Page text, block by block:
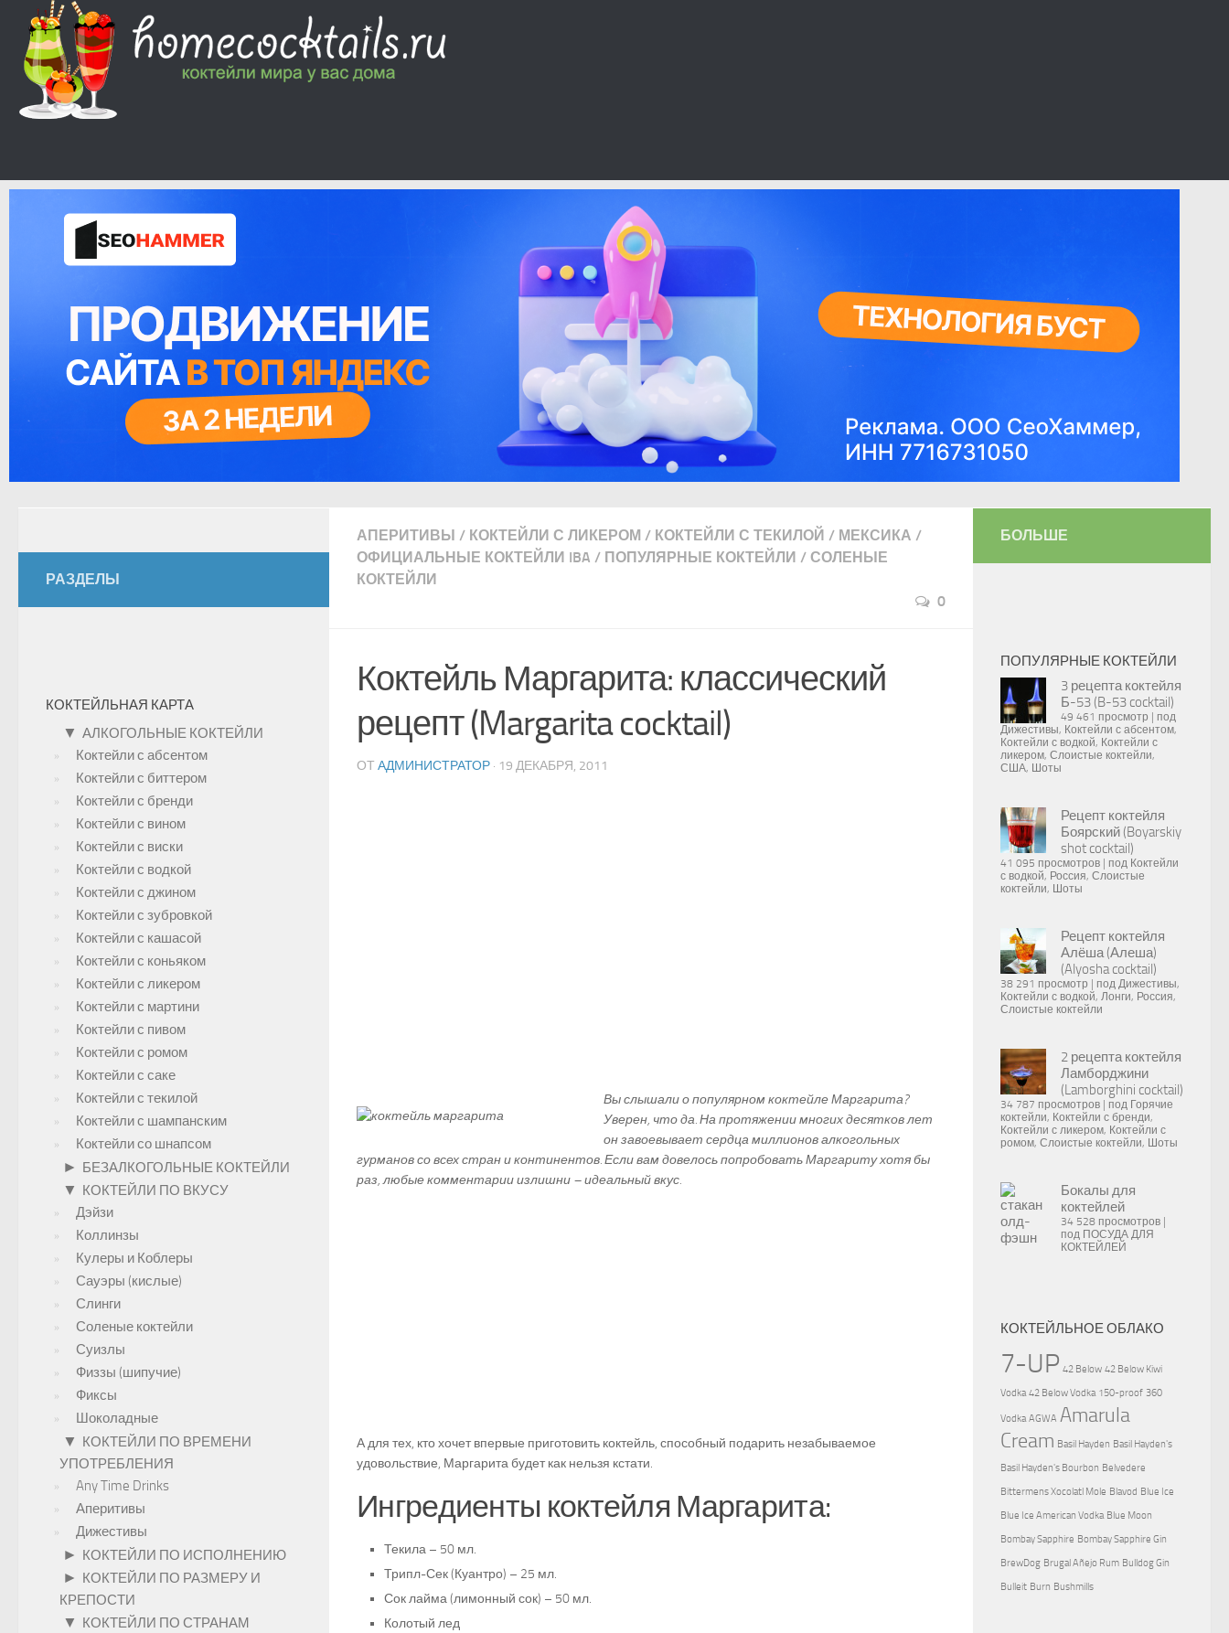
АПЕРИТИВЫ / КОКТЕЙЛИ С ЛИКЕРОМ / КОКТЕЙЛИ С ТЕКИЛОЙ / МЕКСИКА /
ОФИЦИАЛЬНЫЕ КОКТЕЙЛИ IBA / ПОПУЛЯРНЫЕ КОКТЕЙЛИ / СОЛЕНЫЕ
КОКТЕЙЛИ
0
Коктейль Маргарита: классический
рецепт (Margarita cocktail)
ОТ АДМИНИСТРАТОР · 19 ДЕКАБРЯ, 2011
Вы слышали о популярном коктейле Маргарита?
Уверен, что да. На протяжении многих десятков лет
он завоевывает сердца миллионов алкогольных
гурманов со всех стран и континентов. Если вам довелось попробовать Маргариту хотя бы
раз, любые комментарии излишни – идеальный вкус.
А для тех, кто хочет впервые приготовить коктейль, способный подарить незабываемое
удовольствие, Маргарита будет как нельзя кстати.
Ингредиенты коктейля Маргарита:
Текила – 50 мл.
Трипл-Сек (Куантро) – 25 мл.
Сок лайма (лимонный сок) – 50 мл.
Колотый лед
РАЗДЕЛЫ
КОКТЕЙЛЬНАЯ КАРТА
▼ АЛКОГОЛЬНЫЕ КОКТЕЙЛИ
Коктейли с абсентом
Коктейли с биттером
Коктейли с бренди
Коктейли с вином
Коктейли с виски
Коктейли с водкой
Коктейли с джином
Коктейли с зубровкой
Коктейли с кашасой
Коктейли с коньяком
Коктейли с ликером
Коктейли с мартини
Коктейли с пивом
Коктейли с ромом
Коктейли с саке
Коктейли с текилой
Коктейли с шампанским
Коктейли со шнапсом
► БЕЗАЛКОГОЛЬНЫЕ КОКТЕЙЛИ
▼ КОКТЕЙЛИ ПО ВКУСУ
Дэйзи
Коллинзы
Кулеры и Коблеры
Сауэры (кислые)
Слинги
Соленые коктейли
Суизлы
Физзы (шипучие)
Фиксы
Шоколадные
▼ КОКТЕЙЛИ ПО ВРЕМЕНИ
УПОТРЕБЛЕНИЯ
Any Time Drinks
Аперитивы
Дижестивы
► КОКТЕЙЛИ ПО ИСПОЛНЕНИЮ
► КОКТЕЙЛИ ПО РАЗМЕРУ И
КРЕПОСТИ
▼ КОКТЕЙЛИ ПО СТРАНАМ
БОЛЬШЕ
ПОПУЛЯРНЫЕ КОКТЕЙЛИ
3 рецепта коктейля
Б-53 (B-53 cocktail)
49 461 просмотр
под
Дижестивы, Коктейли с абсентом,
Коктейли с водкой, Коктейли с
ликером, Слоистые коктейли,
США, Шоты
Рецепт коктейля
Боярский (Boyarskiy
shot cocktail)
41 095 просмотров под Коктейли
с водкой, Россия, Слоистые
коктейли, Шоты
Рецепт коктейля
Алёша (Алеша)
(Alyosha cocktail)
38 291 просмотр под Дижестивы,
Коктейли с водкой, Лонги, Россия,
Слоистые коктейли
2 рецепта коктейля
Ламборджини
(Lamborghini cocktail)
34 787 просмотров под Горячие
коктейли, Коктейли с бренди,
Коктейли с ликером, Коктейли с
ромом, Слоистые коктейли, Шоты
Бокалы для
коктейлей
34 528 просмотров
под ПОСУДА ДЛЯ
КОКТЕЙЛЕЙ
КОКТЕЙЛЬНОЕ ОБЛАКО
7-UP 42 Below 42 Below Kiwi
Vodka 42 Below Vodka 150-proof 360
Vodka AGWA Amarula
Cream Basil Hayden Basil Hayden's
Basil Hayden's Bourbon Belvedere
Bittermens Xocolatl Mole Blavod Blue Ice
Blue Ice American Vodka Blue Moon
Bombay Sapphire Bombay Sapphire Gin
BrewDog Brugal Añejo Rum Bulldog Gin
Bulleit Burn Bushmills